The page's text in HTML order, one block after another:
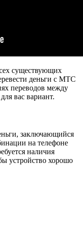
существующих
деньги с МТС
переводов между
вас вариант.
заключающийся
на телефоне
наличия
устройство хорошо